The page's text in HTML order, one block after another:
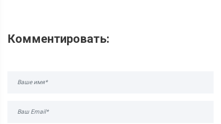
Комментировать: